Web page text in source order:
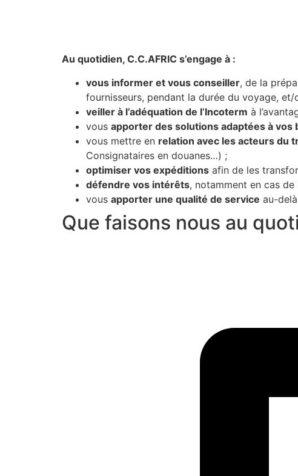
Au quotidien, C.C.AFRIC s’engage à :
vous informer et vous conseiller, de la
fournisseurs, pendant la durée du voyage, et/
veiller à l’adéquation de l’Incoterm à
vous apporter des solutions adaptées à vos
vous mettre en relation avec les acteurs du
Consignataires en douanes…) ;
optimiser vos expéditions afin de les
défendre vos intérêts, notamment en cas de
vous apporter une qualité de service au-
Que faisons nous au